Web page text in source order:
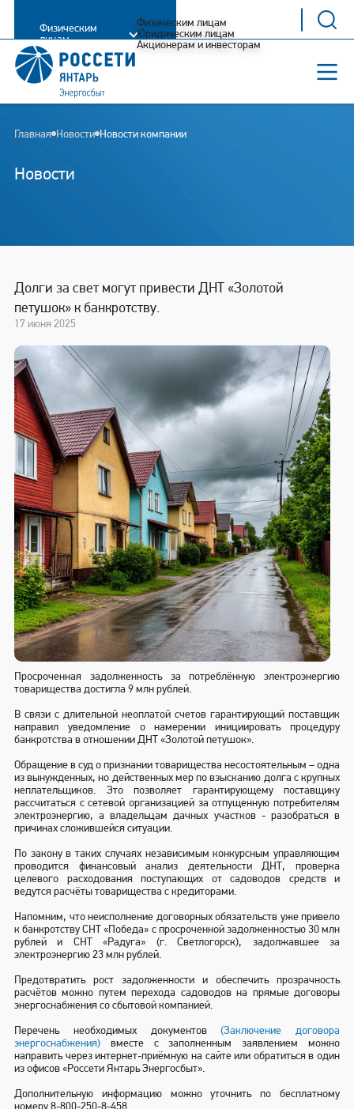
Физическим
лицам
Физическим лицам
Юридическим лицам
Акционерам и инвесторам
Главная Новости Новости компании
Новости
Долги за свет могут привести ДНТ «Золотой
петушок» к банкротству.
17 июня 2025
Просроченная задолженность за потреблённую электроэнергию
товарищества достигла 9 млн рублей.
В связи с длительной неоплатой счетов гарантирующий поставщик
направил уведомление о намерении инициировать процедуру
банкротства в отношении ДНТ «Золотой петушок».
Обращение в суд о признании товарищества несостоятельным – одна
из вынужденных, но действенных мер по взысканию долга с крупных
неплательщиков. Это позволяет гарантирующему поставщику
рассчитаться с сетевой организацией за отпущенную потребителям
электроэнергию, а владельцам дачных участков - разобраться в
причинах сложившейся ситуации.
По закону в таких случаях независимым конкурсным управляющим
проводится финансовый анализ деятельности ДНТ, проверка
целевого расходования поступающих от садоводов средств и
ведутся расчёты товарищества с кредиторами.
Напомним, что неисполнение договорных обязательств уже привело
к банкротству СНТ «Победа» с просроченной задолженностью 30 млн
рублей и СНТ «Радуга» (г. Светлогорск), задолжавшее за
электроэнергию 23 млн рублей.
Предотвратить рост задолженности и обеспечить прозрачность
расчётов можно путем перехода садоводов на прямые договоры
энергоснабжения со сбытовой компанией.
Перечень необходимых документов(Заключение договора
энергоснабжения) вместе с заполненным заявлением можно
направить через интернет-приёмную на сайте или обратиться в один
из офисов «Россети Янтарь Энергосбыт».
Дополнительную информацию можно уточнить по бесплатному
номеру 8-800-250-8-458.